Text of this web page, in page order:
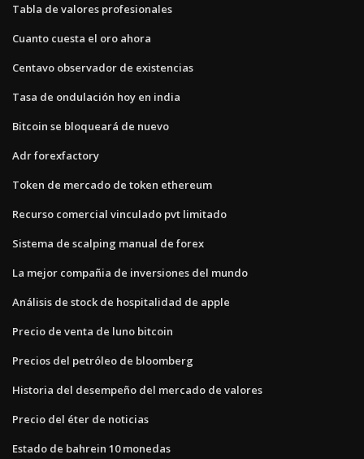
Tabla de valores profesionales
Cuanto cuesta el oro ahora
Centavo observador de existencias
Tasa de ondulación hoy en india
Bitcoin se bloqueará de nuevo
Adr forexfactory
Token de mercado de token ethereum
Recurso comercial vinculado pvt limitado
Sistema de scalping manual de forex
La mejor compañia de inversiones del mundo
Análisis de stock de hospitalidad de apple
Precio de venta de luno bitcoin
Precios del petróleo de bloomberg
Historia del desempeño del mercado de valores
Precio del éter de noticias
Estado de bahrein 10 monedas